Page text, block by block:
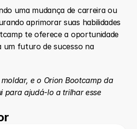
uma mudança de carreira ou
aprimorar suas habilidades
te oferece a oportunidade
um futuro de sucesso na
e o Orion Bootcamp da
para ajudá-lo a trilhar esse